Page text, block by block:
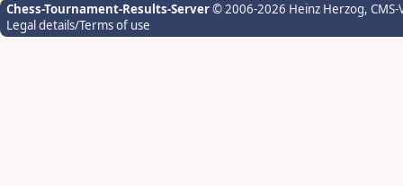
Chess-Tournament-Results-Server© 2006-2026 Heinz Herzog,
Legal details/Terms of use